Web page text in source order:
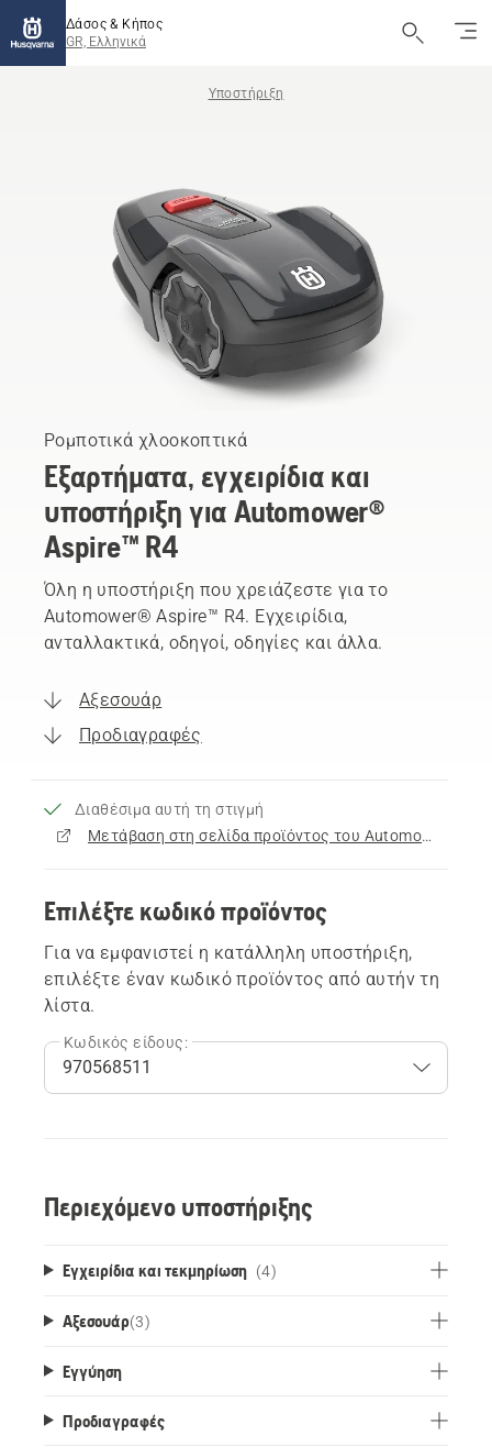
Δάσος & Κήπος
GR, Ελληνικά
Υποστήριξη
Ρομποτικά χλοοκοπτικά
Εξαρτήματα, εγχειρίδια και
υποστήριξη για Automower®
Aspire™ R4
Όλη η υποστήριξη που χρειάζεστε για το
Automower® Aspire™ R4. Εγχειρίδια,
ανταλλακτικά, οδηγοί, οδηγίες και άλλα.
Αξεσουάρ
Προδιαγραφές
Διαθέσιμα αυτή τη στιγμή
Μετάβαση στη σελίδα προϊόντος του Automower® Aspire™ R4
Επιλέξτε κωδικό προϊόντος
Για να εμφανιστεί η κατάλληλη υποστήριξη,
επιλέξτε έναν κωδικό προϊόντος από αυτήν τη
λίστα.
Κωδικός είδους:
Περιεχόμενο υποστήριξης
Εγχειρίδια και τεκμηρίωση (4)
Αξεσουάρ(3)
Εγγύηση
Προδιαγραφές